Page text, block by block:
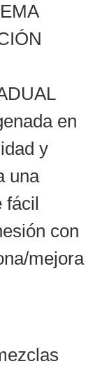
en
y
una
fácil
con
mejora